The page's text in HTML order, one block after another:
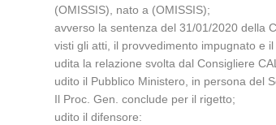
(OMISSIS), nato a (OMISSIS);
avverso la sentenza del 31/01/2020 della
visti gli atti, il provvedimento impugnato e il
udita la relazione svolta dal Consigliere
udito il Pubblico Ministero, in persona del
Il Proc. Gen. conclude per il rigetto;
udito il difensore: